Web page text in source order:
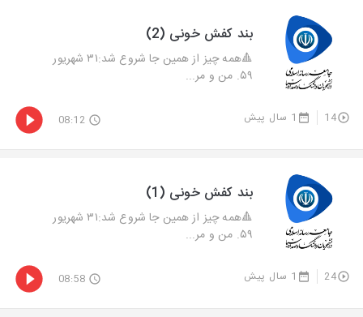
بند کفش خونی (2)
🔺همه چیز از همین جا شروع شد:۳۱ شهریور
۵۹. من و مر...
14 1 سال پیش 08:12
بند کفش خونی (1)
🔺همه چیز از همین جا شروع شد:۳۱ شهریور
۵۹. من و مر...
24 1 سال پیش 08:58